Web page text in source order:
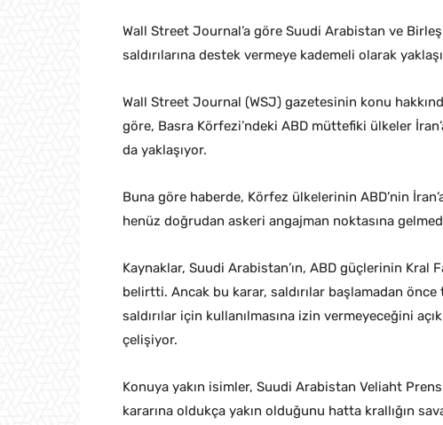
Wall Street Journal’a göre Suudi Arabistan ve
saldırılarına destek vermeye kademeli olarak
Wall Street Journal (WSJ) gazetesinin konu
göre, Basra Körfezi’ndeki ABD müttefiki ülkeler
da yaklaşıyor.
Buna göre haberde, Körfez ülkelerinin ABD’nin
henüz doğrudan askeri angajman noktasına
Kaynaklar, Suudi Arabistan’ın, ABD güçlerinin Kral
belirtti. Ancak bu karar, saldırılar başlamadan önce
saldırılar için kullanılmasına izin vermeyeceğini
çelişiyor.
Konuya yakın isimler, Suudi Arabistan Veliaht
kararına oldukça yakın olduğunu hatta krallığın